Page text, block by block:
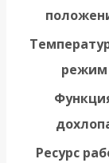
режим
Ресурс